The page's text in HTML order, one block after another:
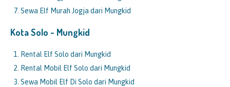
Sewa Elf Murah Jogja dari Mungkid
Kota Solo - Mungkid
Rental Elf Solo dari Mungkid
Rental Mobil Elf Solo dari Mungkid
Sewa Mobil Elf Di Solo dari Mungkid